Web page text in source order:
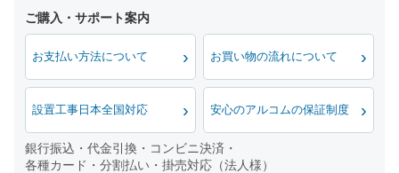
お支払い方法について お買い物の流れについて
設置工事日本全国対応 安心のアルコムの保証制度
銀行振込・代金引換・コンビニ決済・
各種カード・分割払い・掛売対応（法人様）